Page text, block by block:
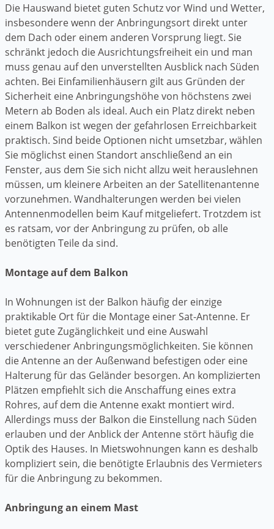
Die Hauswand bietet guten Schutz vor Wind und Wetter,
insbesondere wenn der Anbringungsort direkt unter
dem Dach oder einem anderen Vorsprung liegt. Sie
schränkt jedoch die Ausrichtungsfreiheit ein und man
muss genau auf den unverstellten Ausblick nach Süden
achten. Bei Einfamilienhäusern gilt aus Gründen der
Sicherheit eine Anbringungshöhe von höchstens zwei
Metern ab Boden als ideal. Auch ein Platz direkt neben
einem Balkon ist wegen der gefahrlosen Erreichbarkeit
praktisch. Sind beide Optionen nicht umsetzbar, wählen
Sie möglichst einen Standort anschließend an ein
Fenster, aus dem Sie sich nicht allzu weit herauslehnen
müssen, um kleinere Arbeiten an der Satellitenantenne
vorzunehmen. Wandhalterungen werden bei vielen
Antennenmodellen beim Kauf mitgeliefert. Trotzdem ist
es ratsam, vor der Anbringung zu prüfen, ob alle
benötigten Teile da sind.
Montage auf dem Balkon
In Wohnungen ist der Balkon häufig der einzige
praktikable Ort für die Montage einer Sat-Antenne. Er
bietet gute Zugänglichkeit und eine Auswahl
verschiedener Anbringungsmöglichkeiten. Sie können
die Antenne an der Außenwand befestigen oder eine
Halterung für das Geländer besorgen. An komplizierten
Plätzen empfiehlt sich die Anschaffung eines extra
Rohres, auf dem die Antenne exakt montiert wird.
Allerdings muss der Balkon die Einstellung nach Süden
erlauben und der Anblick der Antenne stört häufig die
Optik des Hauses. In Mietswohnungen kann es deshalb
kompliziert sein, die benötigte Erlaubnis des Vermieters
für die Anbringung zu bekommen.
Anbringung an einem Mast